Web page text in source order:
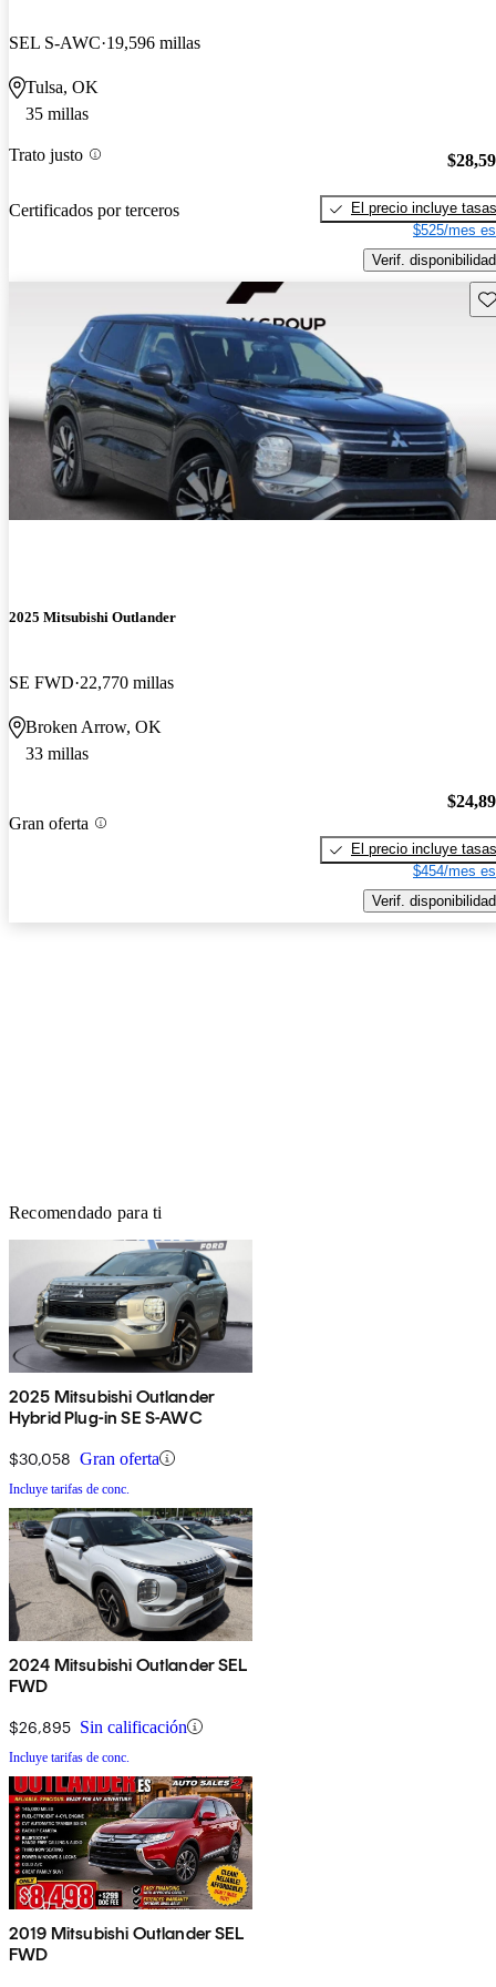
SEL S-AWC 19,596 millas
Tulsa, OK
35 millas
Trato justo
Certificados por terceros
El precio incluye tasas
$525/mes
Verif. disponibilidad
2025 Mitsubishi Outlander
SE FWD 22,770 millas
Broken Arrow, OK
33 millas
Gran oferta
El precio incluye tasas
$454/mes
Verif. disponibilidad
Recomendado para ti
2025 Mitsubishi Outlander
Hybrid Plug-in SE S-AWC
$30,058 Gran oferta
Incluye tarifas de conc.
2024 Mitsubishi Outlander SEL
FWD
$26,895 Sin calificación
Incluye tarifas de conc.
2019 Mitsubishi Outlander SEL
FWD